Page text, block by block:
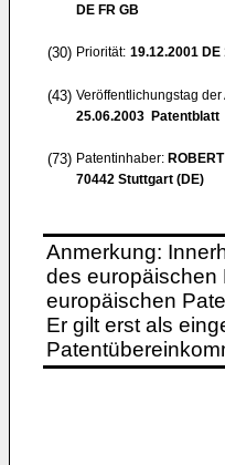
DE FR GB
(30) Priorität: 19.12.2001
(43) Veröffentlichungstag
25.06.2003 Patentblatt
(73) Patentinhaber:
70442 Stuttgart (DE)
Anmerkung:
des europäischen
europäischen
Er gilt erst als